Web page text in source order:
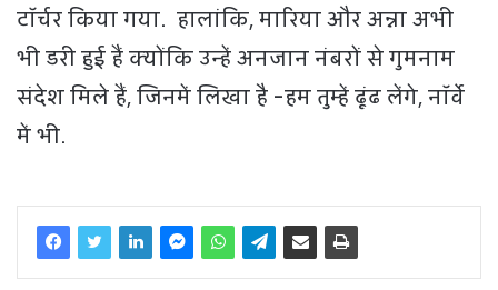
टॉर्चर किया गया. हालांकि, मारिया और अन्ना अभी
भी डरी हुई हैं क्योंकि उन्हें अनजान नंबरों से गुमनाम
संदेश मिले हैं, जिनमें लिखा है -हम तुम्हें ढूंढ लेंगे, नॉर्वे
में भी.